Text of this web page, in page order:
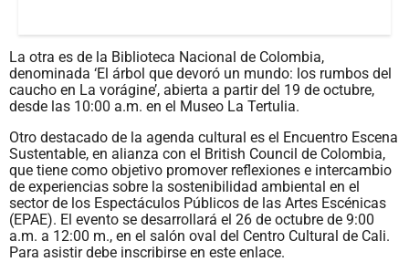
La otra es de la Biblioteca Nacional de Colombia,
denominada ‘El árbol que devoró un mundo: los rumbos del
caucho en La vorágine’, abierta a partir del 19 de octubre,
desde las 10:00 a.m. en el Museo La Tertulia.
Otro destacado de la agenda cultural es el Encuentro Escena
Sustentable, en alianza con el British Council de Colombia,
que tiene como objetivo promover reflexiones e intercambio
de experiencias sobre la sostenibilidad ambiental en el
sector de los Espectáculos Públicos de las Artes Escénicas
(EPAE). El evento se desarrollará el 26 de octubre de 9:00
a.m. a 12:00 m., en el salón oval del Centro Cultural de Cali.
Para asistir debe inscribirse en este enlace.